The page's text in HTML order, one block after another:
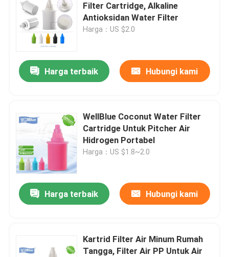
Tentang kami
Tur Pabrik
Filter Cartridge, Alkaline
Antioksidan Water Filter
Harga：US $2.0
Harga terbaik Hubungi kami
WellBlue Coconut Water Filter
Cartridge Untuk Pitcher Air
Hidrogen Portabel
Harga：US $1.8~2.0
Harga terbaik Hubungi kami
Kartrid Filter Air Minum Rumah
Tangga, Filter Air PP Untuk Air